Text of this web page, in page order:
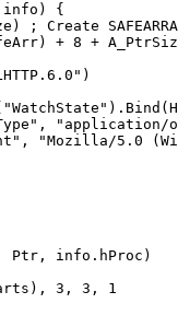
info) {
; Create
+ 8 +
"application/
"Mozilla/5.0
Ptr, info.hProc)
3, 3, 1